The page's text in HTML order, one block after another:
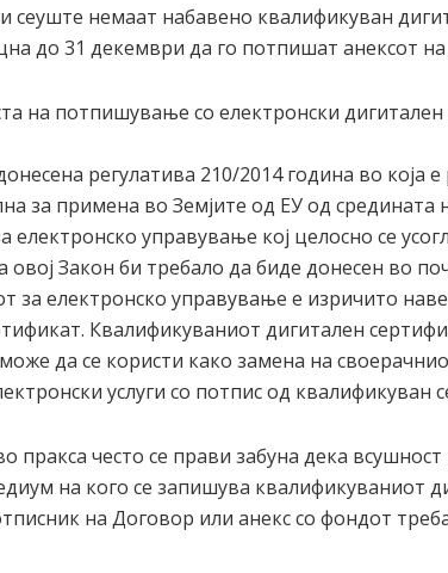
сеуште немаат набавено квалификуван
до 31 декември да го потпишат анексот
на потпишување со електронски
регулатива 210/2014 година во која
за примена во Земјите од ЕУ од
управување кој целосно се
Закон би требало да биде донесен во
за електронско управување е изричито
Квалификуваниот дигитален
да се користи како замена на
услуги со потпис од квалификуван
пракса често се прави забуна дека
на кого се запишува квалификуваниот
на Договор или анекс со фондот